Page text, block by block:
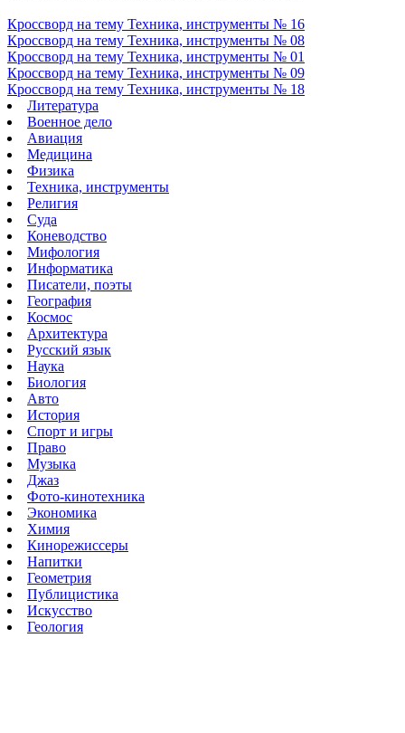
Кроссворд на тему Техника, инструменты № 16
Кроссворд на тему Техника, инструменты № 08
Кроссворд на тему Техника, инструменты № 01
Кроссворд на тему Техника, инструменты № 09
Кроссворд на тему Техника, инструменты № 18
Литература
Военное дело
Авиация
Медицина
Физика
Техника, инструменты
Религия
Суда
Коневодство
Мифология
Информатика
Писатели, поэты
География
Космос
Архитектура
Русский язык
Наука
Биология
Авто
История
Спорт и игры
Право
Музыка
Джаз
Фото-кинотехника
Экономика
Химия
Кинорежиссеры
Напитки
Геометрия
Публицистика
Искусство
Геология